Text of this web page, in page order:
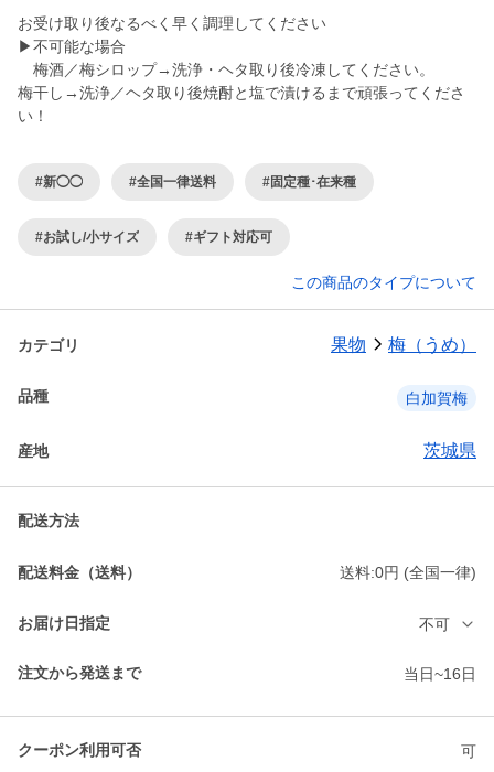
お受け取り後なるべく早く調理してください
▶不可能な場合
梅酒／梅シロップ→洗浄・ヘタ取り後冷凍してください。
梅干し→洗浄／ヘタ取り後焼酎と塩で漬けるまで頑張ってくださ
い！
#新◯◯ #全国一律送料 #固定種･在来種
#お試し/小サイズ #ギフト対応可
この商品のタイプについて
カテゴリ 果物 梅（うめ）
品種 白加賀梅
産地 茨城県
配送方法
配送料金（送料） 送料:0円 (全国一律)
お届け日指定 不可
注文から発送まで 当日~16日
クーポン利用可否 可